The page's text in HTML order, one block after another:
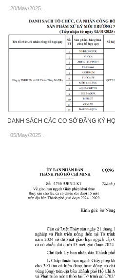
20/May/2025
DANH SÁCH CÁC CƠ SỞ ĐĂNG KÝ
05/May/2025